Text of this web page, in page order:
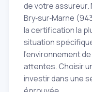
de votre assureur.
Bry‑sur‑Marne
la certification la
situation
l'environnement
attentes. Choisir
investir dans une